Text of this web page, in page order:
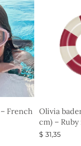
French
Olivia
cm) – Ruby
$ 31,35